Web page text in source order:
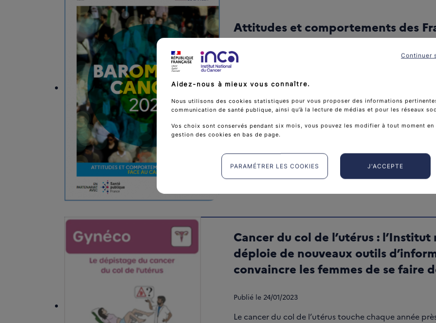
Attitudes et comportements des
Baromètre cancer
À l’occasion de la Journée mondiale contre le cancer,
l’Institut national du cancer, en partenariat [...]
Cancer du col de l’utérus :
déploie de nouveaux outils
convaincre les femmes de se faire
Publié le 24/01/2023
Le cancer du col de l’utérus touche chaque année
Aidez-nous à mieux vous connaître.
Nous utilisons des cookies statistiques pour vous proposer des informations
communication de santé publique, ainsi qu’à la lecture de médias et pour les réseaux
Vos choix sont conservés pendant six mois, vous pouvez les modifier à tout moment en
gestion des cookies en bas de page.
J'ACCEPTE
PARAMÉTRER LES COOKIES
Continuer